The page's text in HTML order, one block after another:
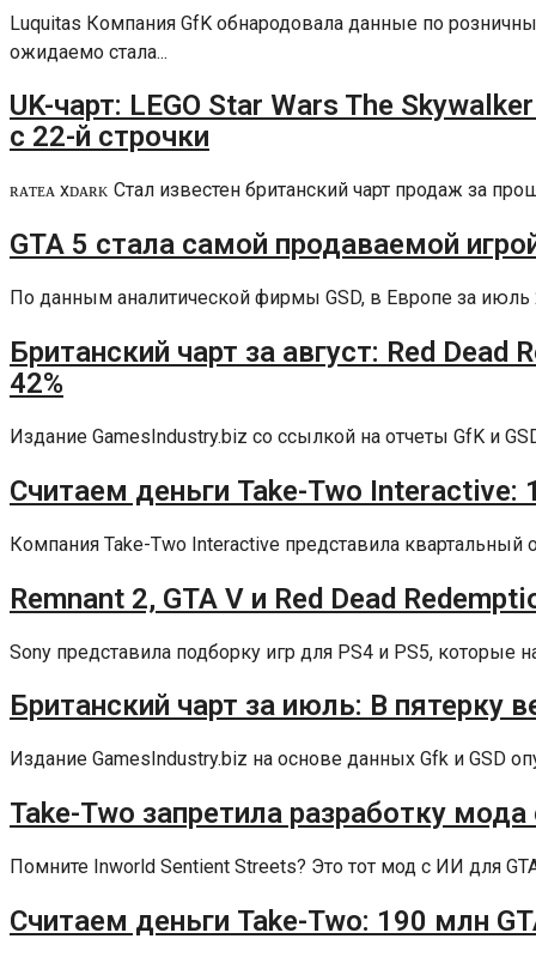
Luquitas Компания GfK обнародовала данные по
ожидаемо стала...
UK-чарт: LEGO Star Wars The
с 22-й строчки
ʀᴀᴛᴇᴀ xᴅᴀʀᴋ Стал известен британский чарт продаж за
GTA 5 стала самой продаваемой
По данным аналитической фирмы GSD, в Европе за июль
Британский чарт за август: Red
42%
Издание GamesIndustry.biz со ссылкой на отчеты GfK и
Считаем деньги Take-Two
Компания Take-Two Interactive представила квартальный
Remnant 2, GTA V и Red Dead
Sony представила подборку игр для PS4 и PS5, которые
Британский чарт за июль: В пятерку
Издание GamesIndustry.biz на основе данных Gfk и GSD
Take-Two запретила разработку
Помните Inworld Sentient Streets? Это тот мод с ИИ для
Считаем деньги Take-Two: 190 млн